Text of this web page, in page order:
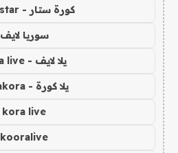
كورة ستار - kora star
سوريا لايف
يلا لايف - yalla live
يلا كورة - yallakora
kora live
kooralive